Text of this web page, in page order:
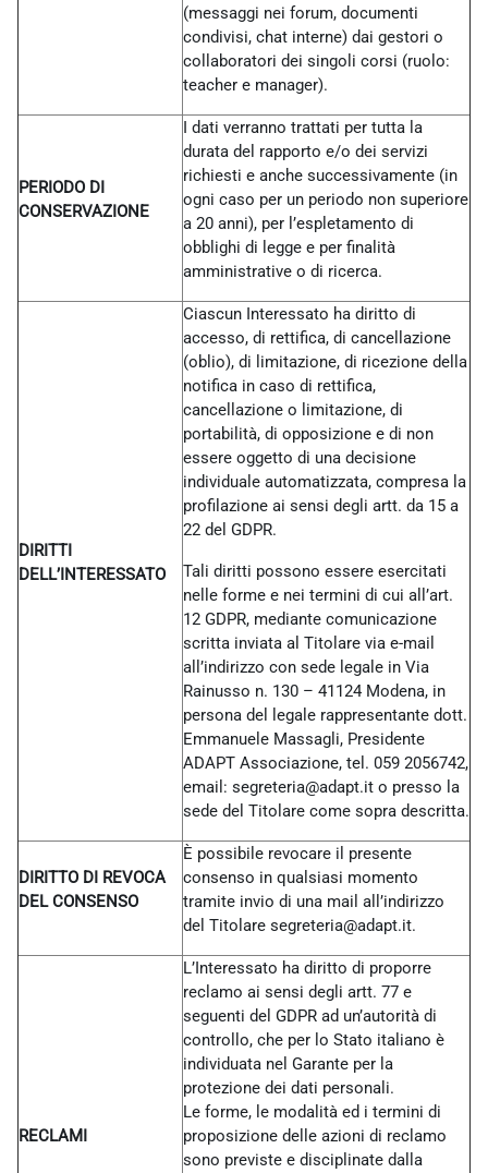
(messaggi nei forum, documenti
condivisi, chat interne) dai gestori o
collaboratori dei singoli corsi (ruolo:
teacher e manager).
PERIODO DI
CONSERVAZIONE
I dati verranno trattati per tutta la
durata del rapporto e/o dei servizi
richiesti e anche successivamente (in
ogni caso per un periodo non superiore
a 20 anni), per l’espletamento di
obblighi di legge e per finalità
amministrative o di ricerca.
DIRITTI
DELL’INTERESSATO
Ciascun Interessato ha diritto di
accesso, di rettifica, di cancellazione
(oblio), di limitazione, di ricezione della
notifica in caso di rettifica,
cancellazione o limitazione, di
portabilità, di opposizione e di non
essere oggetto di una decisione
individuale automatizzata, compresa la
profilazione ai sensi degli artt. da 15 a
22 del GDPR.
Tali diritti possono essere esercitati
nelle forme e nei termini di cui all’art.
12 GDPR, mediante comunicazione
scritta inviata al Titolare via e-mail
all’indirizzo con sede legale in Via
Rainusso n. 130 – 41124 Modena, in
persona del legale rappresentante dott.
Emmanuele Massagli, Presidente
ADAPT Associazione, tel. 059 2056742,
email: segreteria@adapt.it o presso la
sede del Titolare come sopra descritta.
DIRITTO DI REVOCA
DEL CONSENSO
È possibile revocare il presente
consenso in qualsiasi momento
tramite invio di una mail all’indirizzo
del Titolare segreteria@adapt.it.
RECLAMI
L’Interessato ha diritto di proporre
reclamo ai sensi degli artt. 77 e
seguenti del GDPR ad un’autorità di
controllo, che per lo Stato italiano è
individuata nel Garante per la
protezione dei dati personali.
Le forme, le modalità ed i termini di
proposizione delle azioni di reclamo
sono previste e disciplinate dalla